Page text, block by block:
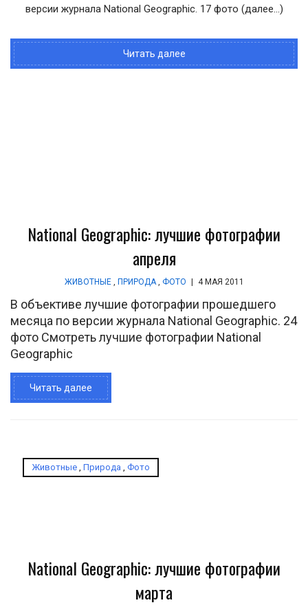
версии журнала National Geographic. 17 фото (далее…)
Читать далее
National Geographic: лучшие фотографии
апреля
ЖИВОТНЫЕ, ПРИРОДА, ФОТО 4 МАЯ 2011
В объективе лучшие фотографии прошедшего
месяца по версии журнала National Geographic. 24
фото Смотреть лучшие фотографии National
Geographic
Читать далее
Животные , Природа , Фото
National Geographic: лучшие фотографии
марта